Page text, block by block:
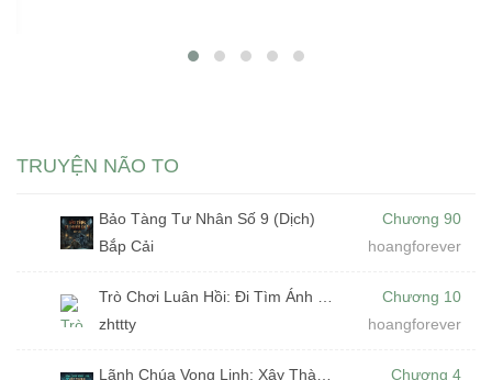
TRUYỆN NÃO TO
Bảo Tàng Tư Nhân Số 9 (Dịch)
Bắp Cải
Chương 90
hoangforever
zhttty
Chương 10
hoangforever
Chương 4